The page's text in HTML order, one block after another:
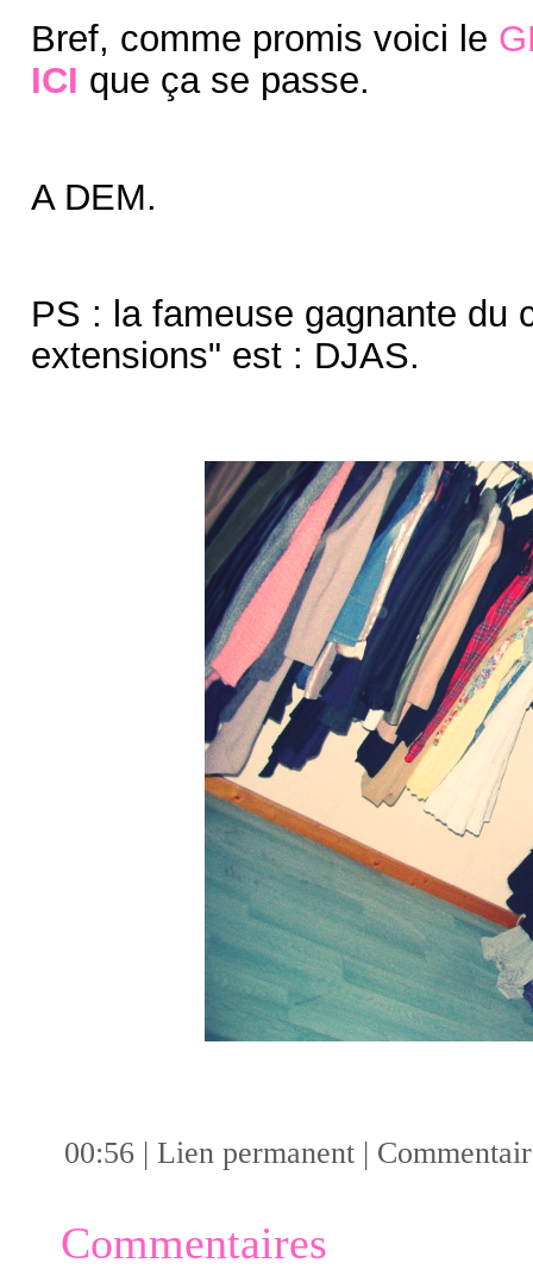
Bref, comme promis voici le
ICI que ça se passe.
A DEM.
PS : la fameuse gagnante du
extensions" est : DJAS.
00:56 | Lien permanent |
Commentaires